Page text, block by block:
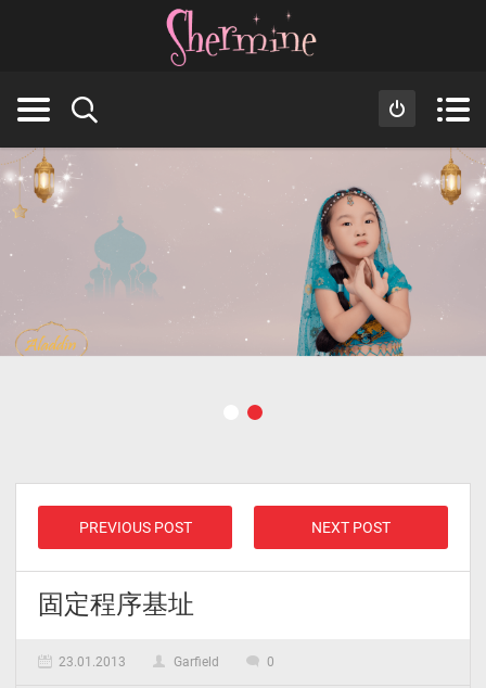
PREVIOUS POST NEXT POST
固定程序基址
23.01.2013 Garfield 0